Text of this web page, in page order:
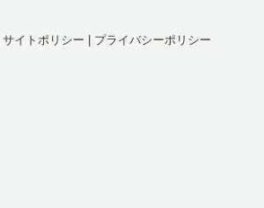
サイトポリシー
プライバシーポリシー